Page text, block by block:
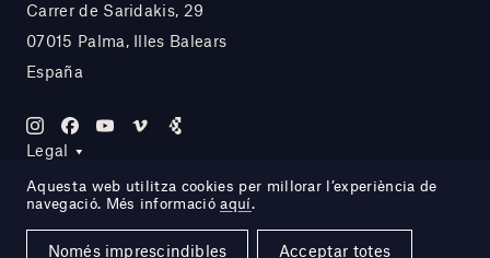
Carrer de Saridakis, 29
07015 Palma, Illes Balears
España
Legal
Site by DOMO—A
Aquesta web utilitza cookies per millorar l’experiència de
navegació. Més informacióaquí.
Només imprescindibles Acceptar totes